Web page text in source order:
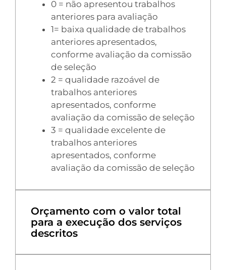
0 = não apresentou trabalhos
anteriores para avaliação
1= baixa qualidade de trabalhos
anteriores apresentados,
conforme avaliação da comissão
de seleção
2 = qualidade razoável de
trabalhos anteriores
apresentados, conforme
avaliação da comissão de seleção
3 = qualidade excelente de
trabalhos anteriores
apresentados, conforme
avaliação da comissão de seleção
Orçamento com o valor total
para a execução dos serviços
descritos